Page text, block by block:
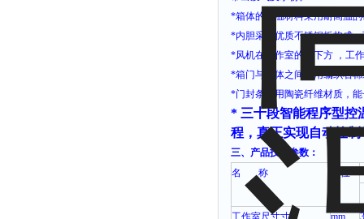
*箱体的保温材料采用耐高温
*内胆采用优质不锈钢板构成
*风机在工作室的侧下方 ，工
*箱门与箱体之间采用编织石
*门封条采用陶瓷纤维材质，
* 三十段智能程序型控
程，真正实现自动控制
三、产品技术参数：
名
称 单位
工作室尺寸寸
mm